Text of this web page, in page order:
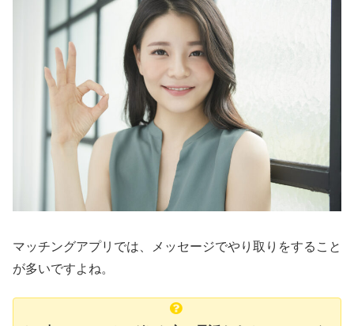
マッチングアプリでは、メッセージでやり取りをすること
が多いですよね。